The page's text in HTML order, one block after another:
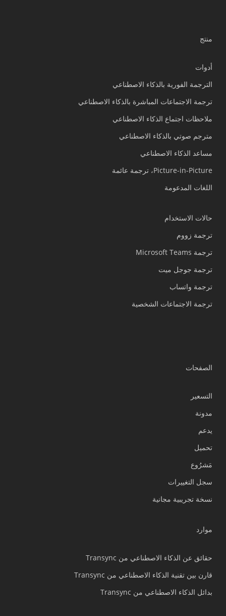
منتج
أدوات
الترجمة الفورية بالذكاء الاصطناعي
ترجمة الاجتماعات المباشرة بالذكاء الاصطناعي
ملاحظات اجتماع الذكاء الاصطناعي
مترجم صوتي بالذكاء الاصطناعي
مساعد الذكاء الاصطناعي
Picture-in-Picture، ترجمة عائمة
اللغات المدعومة
حالات الاستخدام
ترجمة زووم
ترجمة Microsoft Teams
ترجمة جوجل ميت
ترجمة واتساب
ترجمة الاجتماعات الشخصية
الصفحات
التسعير
مدونة
يدعم
تحميل
مَشرُوع
سجل التغييرات
نسخة تجريبية مجانية
موارد
حقائق عن الذكاء الاصطناعي من Transync
قارن بين تقنية الذكاء الاصطناعي من Transync
بدائل الذكاء الاصطناعي من Transync
Tiếng Việt
Türkçe